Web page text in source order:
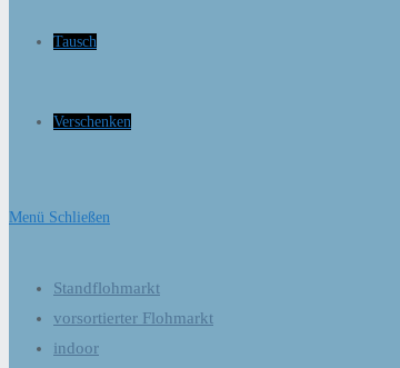
Tausch
Verschenken
Menü Schließen
Standflohmarkt
vorsortierter Flohmarkt
indoor